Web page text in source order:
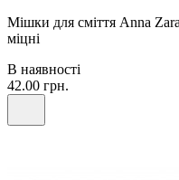
Мішки для сміття Anna
міцні
В наявності
42.00 грн.